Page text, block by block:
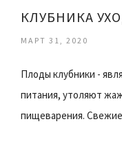
КЛУБНИКА
МАРТ 31, 2020
Плоды клубники -
питания, утоляют
пищеварения.